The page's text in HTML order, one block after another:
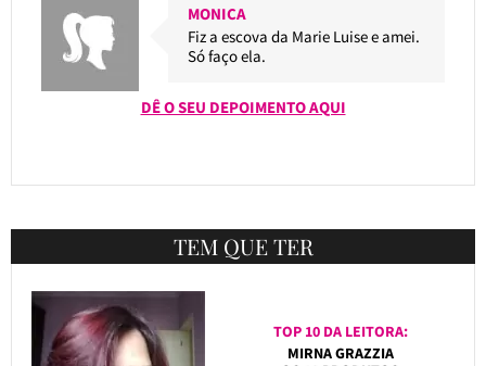
MONICA
Fiz a escova da Marie Luise e amei.
Só faço ela.
DÊ O SEU DEPOIMENTO AQUI
TEM QUE TER
TOP 10 DA LEITORA:
MIRNA GRAZZIA